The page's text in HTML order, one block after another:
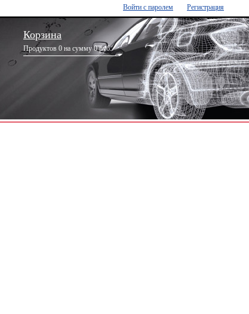
Войти с паролем Регистрация
Корзина
Продуктов 0 на сумму 0 руб.